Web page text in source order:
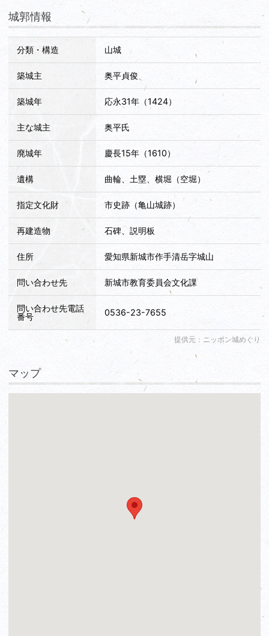
15:40つくで手作り村(道の駅)(路線ﾊﾞｽ)、16:12新城栄口・新
城駅口、16:41新城(JR)、17:16豊橋
18:51豊橋(JR新幹線)、20:05品川
城郭情報
分類・構造 山城
築城主 奥平貞俊
築城年 応永31年（1424）
主な城主 奥平氏
廃城年 慶長15年（1610）
遺構 曲輪、土塁、横堀（空堀）
指定文化財 市史跡（亀山城跡）
再建造物 石碑、説明板
住所 愛知県新城市作手清岳字城山
問い合わせ先 新城市教育委員会文化課
問い合わせ先電話
番号
0536-23-7655
提供元：ニッポン城めぐり
マップ